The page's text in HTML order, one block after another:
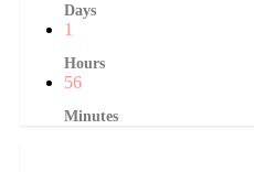
Days
1
Hours
56
Minutes